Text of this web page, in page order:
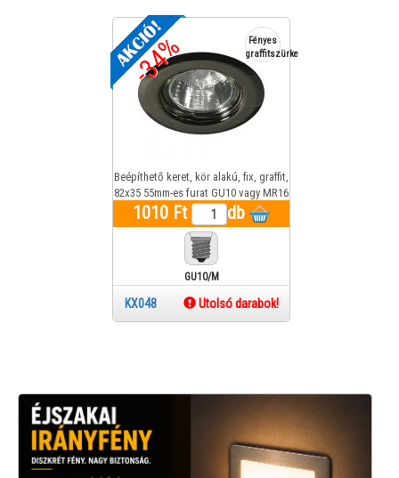
-34%
Fényes
graffitszürke
Beépíthető keret, kör alakú, fix, graffit,
82x35 55mm-es furat GU10 vagy MR16
foglalat
1010 Ft db
GU10/MR16
KX048 Utolsó darabok!